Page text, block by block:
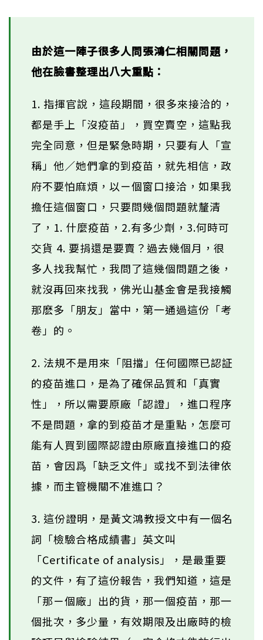
由於這一陣子很多人問張鴻仁相關問題，
他在臉書整理出八大重點：
1. 指揮官說，這段期間，很多來接洽的，
都是手上「沒疫苗」，買空賣空，這點我
完全同意，但是緊急時期，只要有人「宣
稱」他／她們拿的到疫苗，就先相信，政
府不要怕麻煩，以ㄧ個窗口接洽，如果我
擔任這個窗口，只要問幾個問題就釐清
了，1. 什麼疫苗，2.有多少劑，3.何時可
交貨 4. 要捐還是要賣？過去幾個月，很
多人找我幫忙，我問了這幾個問題之後，
就沒再回來找我，佛光山基金會是我接觸
那麽多「朋友」當中，第一通過這份「考
卷」的。
2. 法規不是用來「阻擋」任何國際已認証
的疫苗進口，是為了確保品質和「真實
性」，所以需要原廠「認證」，進口程序
不是問題，拿的到疫苗才是重點，怎麼可
能有人買到國際認證由原廠直接進口的疫
苗，會因爲「缺乏文件」或找不到法律依
據，而主管機關不准進口？
3. 這份證明，是黃文鴻教授文中有一個名
詞「檢驗合格成績書」英文叫
「Certificate of analysis」，是最重要
的文件，有了這份報告，我們知道，這是
「那ㄧ個廠」出的貨，那一個疫苗，那一
個批次，多少量，有效期限及出廠時的檢